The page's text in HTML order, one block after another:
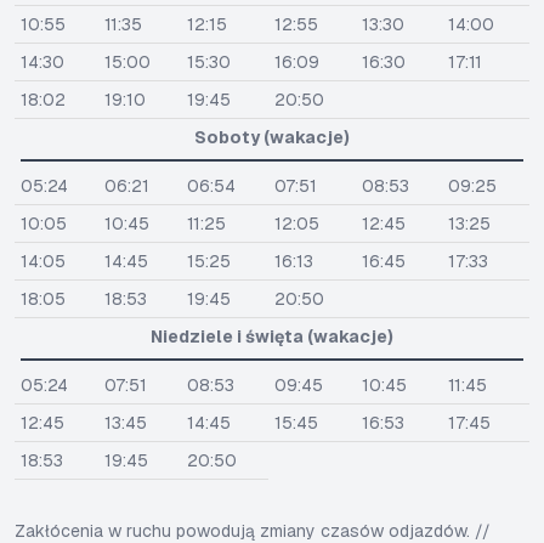
10:55
11:35 12:15 12:55 13:30
14:00
14:30
15:00 15:30 16:09 16:30
17:11
18:02
19:10 19:45
20:50
Soboty (wakacje)
05:24 06:21 06:54 07:51 08:53
09:25
10:05
10:45 11:25 12:05 12:45
13:25
14:05
14:45 15:25 16:13 16:45
17:33
18:05
18:53 19:45
20:50
Niedziele i święta (wakacje)
05:24 07:51 08:53 09:45 10:45
11:45
12:45
13:45 14:45 15:45 16:53
17:45
18:53
19:45 20:50
Zakłócenia w ruchu powodują zmiany czasów odjazdów. //